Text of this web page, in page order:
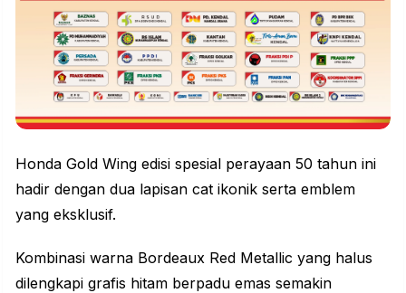
Honda Gold Wing edisi spesial perayaan 50 tahun ini
hadir dengan dua lapisan cat ikonik serta emblem
yang eksklusif.
Kombinasi warna Bordeaux Red Metallic yang halus
dilengkapi grafis hitam berpadu emas semakin